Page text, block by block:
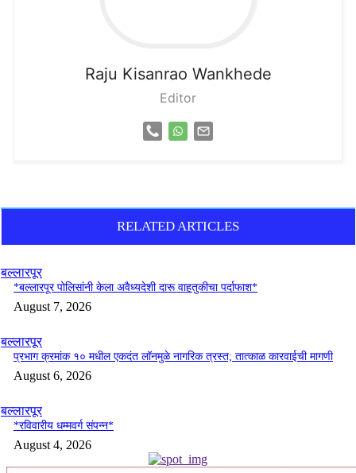
Raju Kisanrao Wankhede
Editor
RELATED ARTICLES
बल्लारपूर
*बल्लारपूर पोलिसांनी केला अवैध्यदेशी दारू वाहतुकीचा पर्दाफाश*
August 7, 2026
बल्लारपूर
प्रभाग क्रमांक १० मधील एकदंत लॉनमुळे नागरिक त्रस्त; तात्काळ कारवाईची मागणी
August 6, 2026
बल्लारपूर
*रविवारीय धम्मवर्ग संपन्न*
August 4, 2026